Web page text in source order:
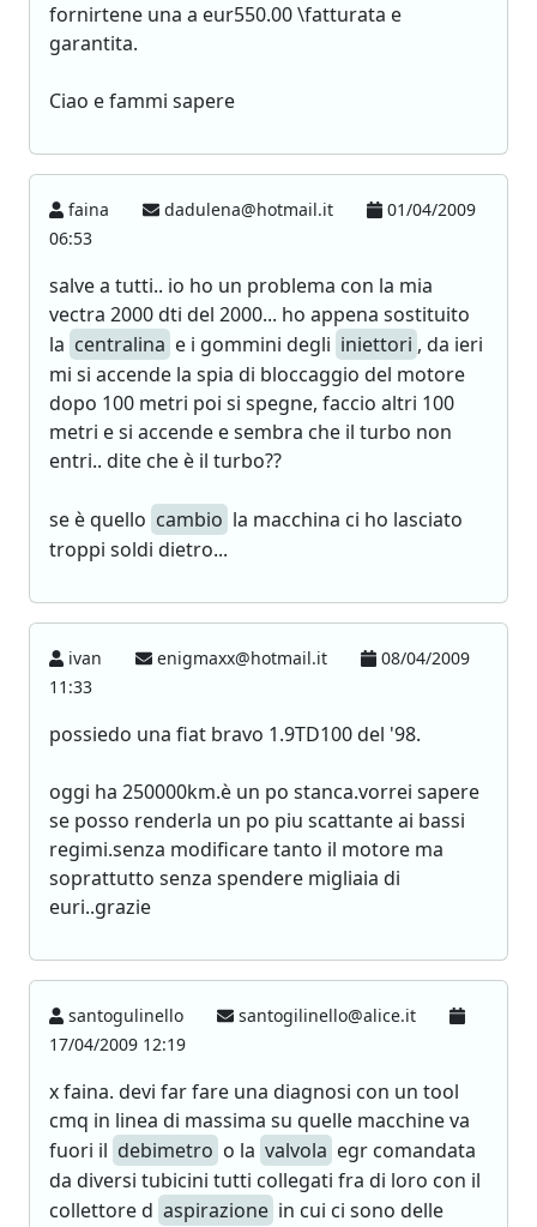
fornirtene una a eur550.00 \fatturata e
garantita.
Ciao e fammi sapere
faina dadulena@hotmail.it
01/04/2009
06:53
salve a tutti.. io ho un problema con la mia
vectra 2000 dti del 2000... ho appena sostituito
la centralina e i gommini degli iniettori , da ieri
mi si accende la spia di bloccaggio del motore
dopo 100 metri poi si spegne, faccio altri 100
metri e si accende e sembra che il turbo non
entri.. dite che è il turbo??
se è quello cambio la macchina ci ho lasciato
troppi soldi dietro...
ivan enigmaxx@hotmail.it
08/04/2009
11:33
possiedo una fiat bravo 1.9TD100 del '98.
oggi ha 250000km.è un po stanca.vorrei sapere
se posso renderla un po piu scattante ai bassi
regimi.senza modificare tanto il motore ma
soprattutto senza spendere migliaia di
euri..grazie
santogulinello
santogilinello@alice.it
17/04/2009 12:19
x faina. devi far fare una diagnosi con un tool
cmq in linea di massima su quelle macchine va
fuori il debimetro o la valvola egr comandata
da diversi tubicini tutti collegati fra di loro con il
collettore d aspirazione in cui ci sono delle